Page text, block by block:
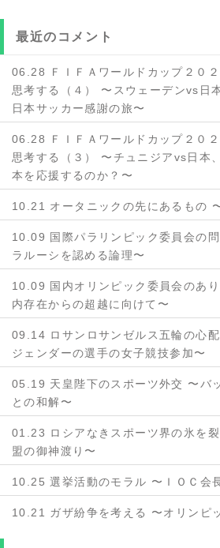
最近のコメント
06.28 ＦＩＦＡワールドカップ２０
思考する（４） 〜スウェーデンvs日
日本サッカー感謝の旅〜
06.28 ＦＩＦＡワールドカップ２０
思考する（３） 〜チュニジアvs日本
本を応援するのか？〜
10.21 オータニックの先にあるもの
10.09 国際パラリンピック委員会の
ラルーシを認める論理〜
10.09 国内オリンピック委員会のあ
内存在からの超越に向けて〜
09.14 ロサンロサンゼルス五輪の心
ジェンダーの選手の女子競技参加〜
05.19 天皇陛下のスポーツ外交 〜バ
との和解〜
01.23 ロシアなきスポーツ界の氷を
盟の御神渡り〜
10.25 選挙活動のモラル 〜ＩＯＣ会
10.21 ガザ紛争を考える 〜オリンピ